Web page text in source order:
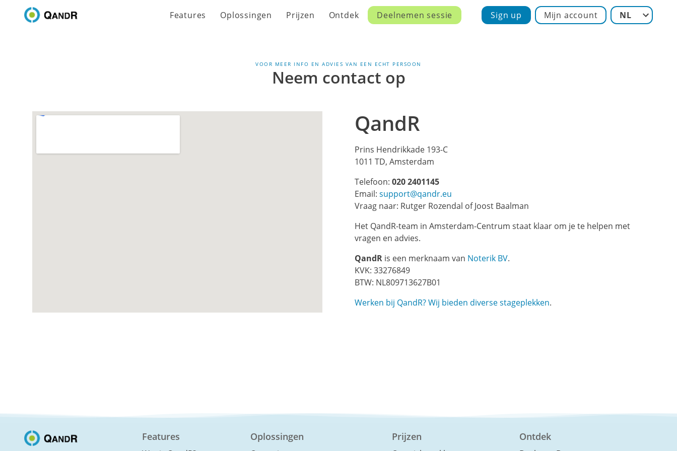
Features Oplossingen Prijzen Ontdek Deelnemen sessie Sign up Mijn account NL
VOOR MEER INFO EN ADVIES VAN EEN ECHT PERSOON
Neem contact op
QandR
Prins Hendrikkade 193-C
1011 TD, Amsterdam
Telefoon: 020 2401145
Email: support@qandr.eu
Vraag naar: Rutger Rozendal of Joost Baalman
Het QandR-team in Amsterdam-Centrum staat klaar om je te helpen met
vragen en advies.
QandR is een merknaam van Noterik BV.
KVK: 33276849
BTW: NL809713627B01
Werken bij QandR? Wij bieden diverse stageplekken.
Features Oplossingen Prijzen Ontdek